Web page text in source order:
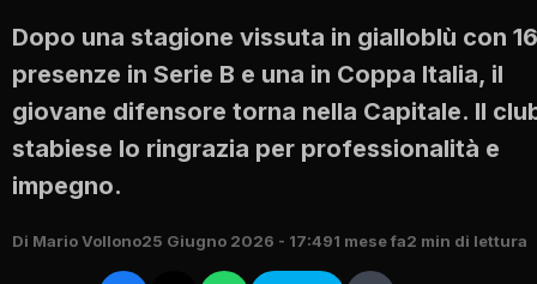
Dopo una stagione vissuta in gialloblù con 16
presenze in Serie B e una in Coppa Italia, il
giovane difensore torna nella Capitale. Il
stabiese lo ringrazia per professionalità e
impegno.
Di Mario Vollono25 Giugno 2026 - 17:491 mese fa2 min di lettura